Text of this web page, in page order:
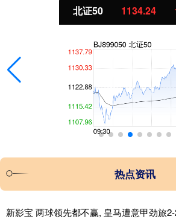
北证50 1134.24 11.37
热点资讯